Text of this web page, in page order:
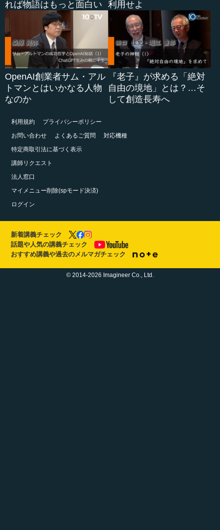
れば物語はもっと面白い
利用せよ
OpenAI創業者サム・アル
トマンとはいかなる人物
なのか
『老子』が求める「絶対
自由の境地」とは？…そ
して創造長寿へ
利用規約
プライバシーポリシー
お問い合わせ
よくあるご質問
対応機種
特定商取引法に基づく表示
講師リクエスト
法人窓口
マイメニュー削除(spモード決済)
ログイン
新着講義チェック
話題や人気の講義チェック
おすすめ講義や過去のメルマガチェック
© 2014-2026 Imagineer Co., Ltd.